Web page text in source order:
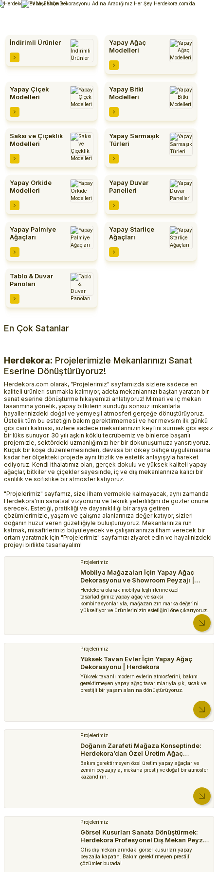
Alışverişlerinizde 3 Taksit Fırsatı!İlk siparişinizi verin!
%10 Havale İndirimi Şimdi Alışveriş yap!
İndirimli Ürünler
Ürünleri İncele
Yapay Ağaç
Modelleri
Ürünleri İncele
Yapay Çiçek
Modelleri
Ürünleri İncele
Yapay Bitki
Modelleri
Ürünleri İncele
Saksı ve Çiçeklik
Modelleri
Ürünleri İncele
Yapay Sarmaşık
Türleri
Ürünleri İncele
Yapay Orkide
Modelleri
Ürünleri İncele
Yapay Duvar
Panelleri
Ürünleri İncele
Yapay Palmiye
Ağaçları
Ürünleri İncele
Yapay Starliçe
Ağaçları
Ürünleri İncele
Tablo & Duvar
Panoları
Ürünleri İncele
En Çok Satanlar
Yapay Orkide
Yapay Çiçek, Orkide, Gerçek Dokulu, Somon - 80 cm
449,99 TL
Yapay Orkide
Yapay Çiçek, Orkide, Gerçek Dokulu, Mor - 80 cm
449,99 TL
Yapay Orkide
Yapay Çiçek, Orkide, Gerçek Dokulu, Lila - 95 cm
449,99 TL
Yapay Çiçek, Orkide, Gerçek Dokulu, Somon - 75 cm
Yapay Çiçek, Kiraz Çiçeği, Pembe - 70 cm
Yapay Çiçek, Gül Buketi, Açık Pembe - 7 Çiçekli, 42 cm
Yapay Bitki, Salon Sarmaşığı, Peperomia, Yeşil - 65 cm
Yapay Eçeverya Sukulent Kaktüs, Yeşil - 14 cm
Herdekora: Projelerimizle Mekanlarınızı Sanat
Eserine Dönüştürüyoruz!
Herdekora.com olarak, "Projelerimiz" sayfamızda sizlere sadece en
kaliteli ürünleri sunmakla kalmıyor, adeta mekanlarınızı baştan yaratan bir
sanat eserine dönüştürme hikayemizi anlatıyoruz! Mimari ve iç mekan
tasarımına yönelik, yapay bitkilerin sunduğu sonsuz imkanlarla
hayallerinizdeki doğal ve yemyeşil atmosferi gerçeğe dönüştürüyoruz.
Üstelik tüm bu estetiğin bakım gerektirmemesi ve her mevsim ilk günkü
gibi canlı kalması, sizlere sadece mekanlarınızın keyfini sürmek gibi eşsiz
bir lüks sunuyor. 30 yılı aşkın köklü tecrübemiz ve binlerce başarılı
projemizle, sektördeki uzmanlığımızı her bir dokunuşumuza yansıtıyoruz.
Küçük bir köşe düzenlemesinden, devasa bir dikey bahçe uygulamasına
kadar her ölçekteki projede aynı titizlik ve estetik anlayışıyla hareket
ediyoruz. Kendi ithalatımız olan, gerçek dokulu ve yüksek kaliteli yapay
ağaçlar, bitkiler ve çiçekler sayesinde, iç ve dış mekanlarınıza kalıcı bir
canlılık ve sofistike bir atmosfer katıyoruz.
"Projelerimiz" sayfamız, size ilham vermekle kalmayacak, aynı zamanda
Herdekora'nın sanatsal vizyonunu ve teknik yeterliliğini de gözler önüne
serecek. Estetiği, pratikliği ve dayanıklılığı bir araya getiren
çözümlerimizle, yaşam ve çalışma alanlarınıza değer katıyor, sizleri
doğanın huzur veren güzelliğiyle buluşturuyoruz. Mekanlarınıza ruh
katmak, misafirlerinizi büyüleyecek ve çalışanlarınıza ilham verecek bir
ortam yaratmak için "Projelerimiz" sayfamızı ziyaret edin ve hayalinizdeki
projeyi birlikte tasarlayalım!
Projelerimiz
Mobilya Mağazaları İçin Yapay Ağaç
Dekorasyonu ve Showroom Peyzajı |
Herdekora
Herdekora olarak mobilya teşhirlerine özel
tasarladığımız yapay ağaç ve saksı
kombinasyonlarıyla, mağazanızın marka değerini
yükseltiyor ve ürünlerinizin estetiğini öne çıkarıyoruz.
Projelerimiz
Yüksek Tavan Evler İçin Yapay Ağaç
Dekorasyonu | Herdekora
Yüksek tavanlı modern evlerin atmosferini, bakım
gerektirmeyen yapay ağaç tasarımlarıyla şık, sıcak ve
prestijli bir yaşam alanına dönüştürüyoruz.
Projelerimiz
Doğanın Zarafeti Mağaza Konseptinde:
Herdekora’dan Özel Üretim Ağaç
Dekorasyon Projesi
Bakım gerektirmeyen özel üretim yapay ağaçlar ve
zemin peyzajıyla, mekana prestij ve doğal bir atmosfer
kazandırın.
Projelerimiz
Görsel Kusurları Sanata Dönüştürmek:
Herdekora Profesyonel Dış Mekan Peyzaj
Yönetimi
Ofis dış mekanlarındaki görsel kusurları yapay
peyzajla kapatın. Bakım gerektirmeyen prestijli
çözümler burada!